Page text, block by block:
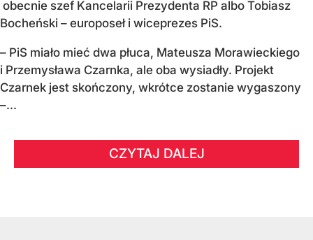
obecnie szef Kancelarii Prezydenta RP albo Tobiasz
Bocheński – europoseł i wiceprezes PiS.
– PiS miało mieć dwa płuca, Mateusza Morawieckiego
i Przemysława Czarnka, ale oba wysiadły. Projekt
Czarnek jest skończony, wkrótce zostanie wygaszony
–...
CZYTAJ DALEJ